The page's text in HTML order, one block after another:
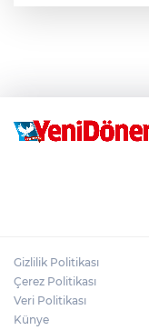
Gizlilik Politikası
Çerez Politikası
Veri Politikası
Künye